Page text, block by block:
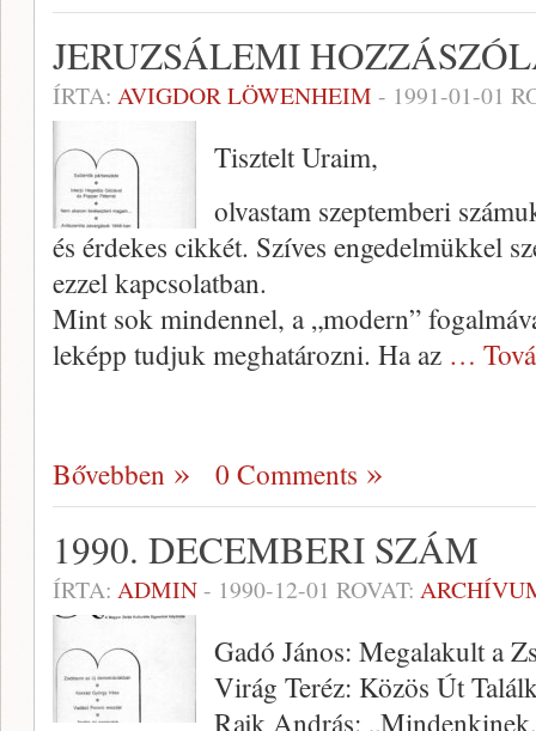
JERUZSÁLEMI
ÍRTA: AVIGDOR LÖWENHEIM - 1991-01-01
Tisztelt Uraim,
olvastam szeptemberi
és érdekes cik­két. Szíves engedelmükkel
ezzel kapcsolatban.
Mint sok mindennel, a „modern”
leképp tudjuk meghatároz­ni. Ha az …
Bővebben 0 Comments
1990. DECEMBERI SZÁM
ÍRTA: ADMIN- 1990-12-01 ROVAT:
Gadó János: Megalakult a
Virág Teréz: Közös Út
Rajk András: